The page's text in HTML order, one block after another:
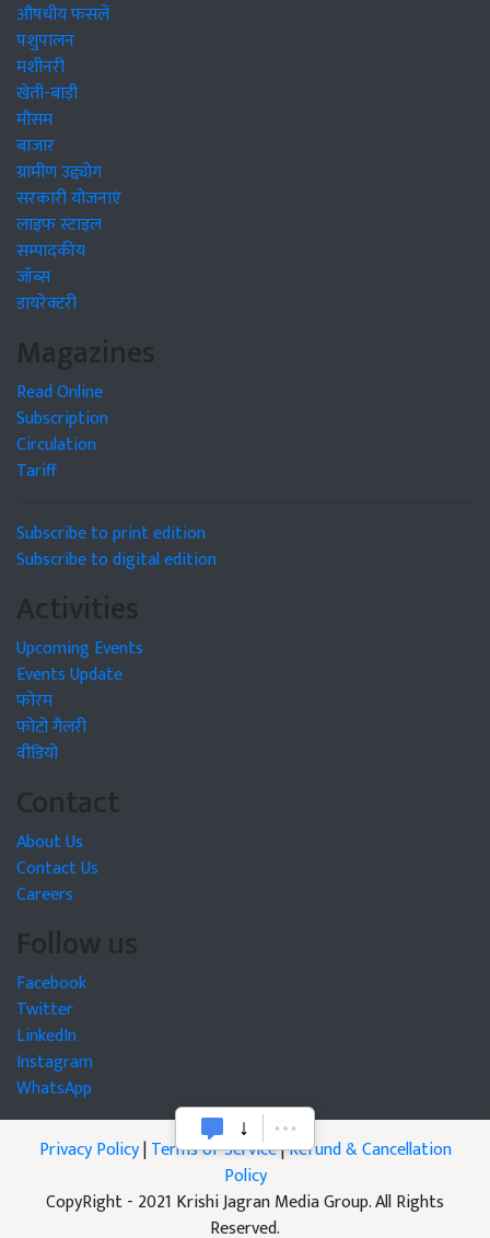
औषधीय फसलें
पशुपालन
मशीनरी
खेती-बाड़ी
मौसम
बाजार
ग्रामीण उद्द्योग
सरकारी योजनाएं
लाइफ स्टाइल
सम्पादकीय
जॉब्स
डायरेक्टरी
Magazines
Read Online
Subscription
Circulation
Tariff
Subscribe to print edition
Subscribe to digital edition
Activities
Upcoming Events
Events Update
फोरम
फोटो गैलरी
वीडियो
Contact
About Us
Contact Us
Careers
Follow us
Facebook
Twitter
LinkedIn
Instagram
WhatsApp
Privacy Policy|Terms of Service|Refund & Cancellation
Policy
CopyRight - 2021 Krishi Jagran Media Group. All Rights
Reserved.